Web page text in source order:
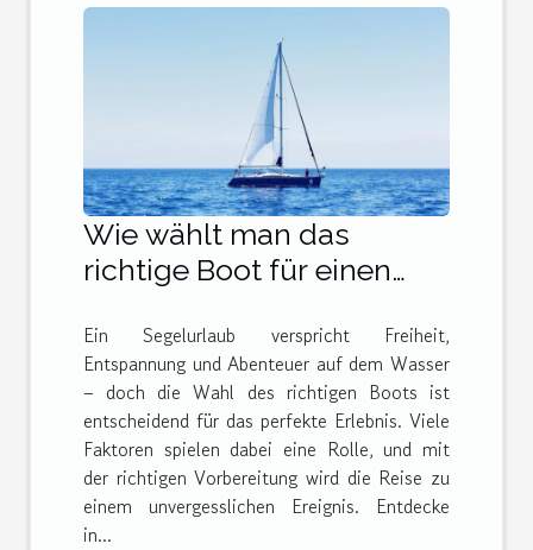
Wie wählt man das
richtige Boot für einen
Segelurlaub?
Ein Segelurlaub verspricht Freiheit,
Entspannung und Abenteuer auf dem Wasser
– doch die Wahl des richtigen Boots ist
entscheidend für das perfekte Erlebnis. Viele
Faktoren spielen dabei eine Rolle, und mit
der richtigen Vorbereitung wird die Reise zu
einem unvergesslichen Ereignis. Entdecke
in...